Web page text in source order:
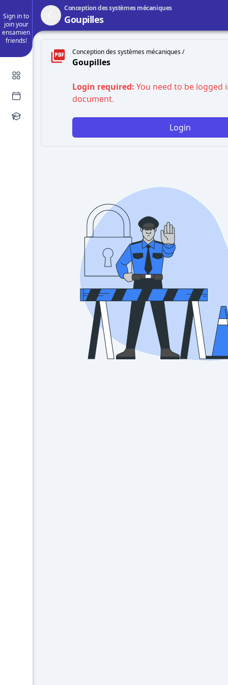
Sign in to
join your
ensamien
friends!
Conception des systèmes mécaniques
Goupilles
Conception des systèmes mécaniques /
Goupilles
Login required: You need to be logged
document.
Login